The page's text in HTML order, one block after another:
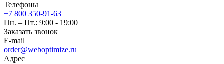
Телефоны
+7 800 350-91-63
Пн. – Пт.: 9:00 - 19:00
Заказать звонок
E-mail
order@weboptimize.ru
Адрес